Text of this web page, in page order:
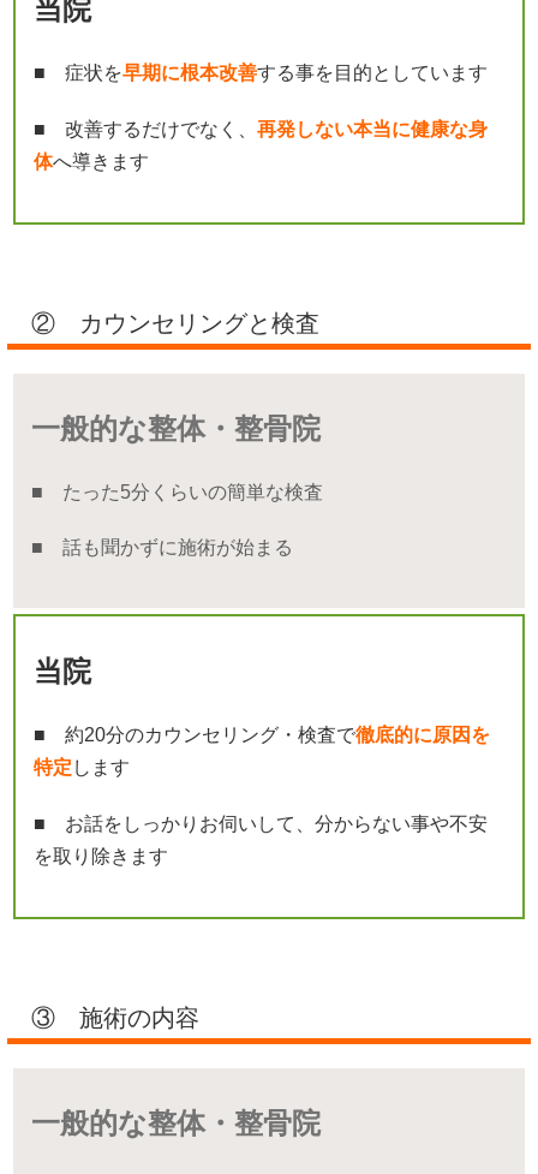
当院
■ 症状を早期に根本改善する事を目的としています
■ 改善するだけでなく、 再発しない本当に健康な身
体へ導きます
② カウンセリングと検査
一般的な整体・整骨院
■ たった5分くらいの簡単な検査
■ 話も聞かずに施術が始まる
当院
■ 約20分のカウンセリング・検査で徹底的に原因を
特定 します
■ お話をしっかりお伺いして、分からない事や不安
を取り除きます
③ 施術の内容
一般的な整体・整骨院